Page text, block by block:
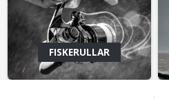
FISKERULLAR